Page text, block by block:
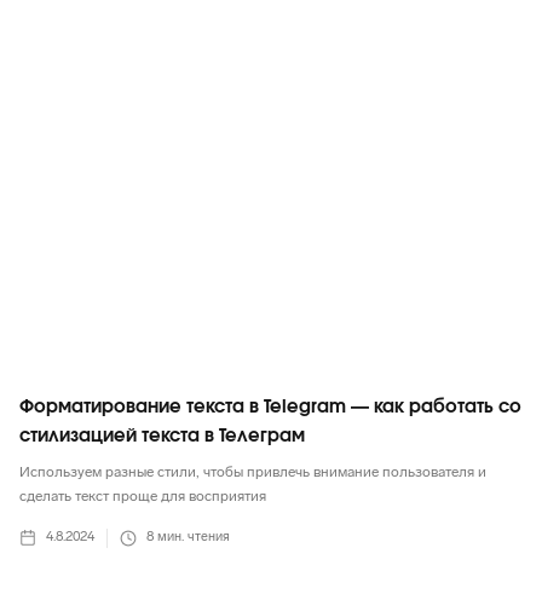
Форматирование текста в Telegram — как работать со
стилизацией текста в Телеграм
Используем разные стили, чтобы привлечь внимание пользователя и
сделать текст проще для восприятия
4.8.2024 8 мин. чтения